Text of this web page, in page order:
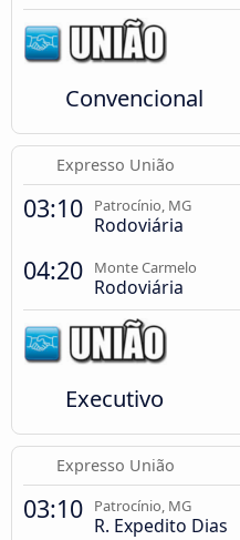
Convencional
Expresso União
03:10 Patrocínio, MG
Rodoviária
04:20 Monte Carmelo
Rodoviária
Executivo
Expresso União
03:10 Patrocínio, MG
R. Expedito Dias